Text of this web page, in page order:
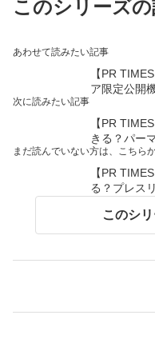
このシリーズ
あわせて読みたい記事
【PR
ア限定公開
次に読みたい記事
【PR
きる？パー
まだ読んでいない方は、こちら
【PR
る？プレス
このシ